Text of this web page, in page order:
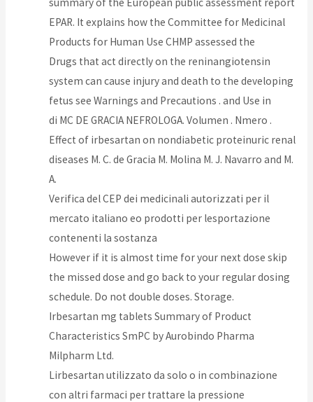
EPAR. It explains how the Committee for Medicinal
Products for Human Use CHMP assessed the
Drugs that act directly on the reninangiotensin
system can cause injury and death to the developing
fetus see Warnings and Precautions . and Use in
di MC DE GRACIA NEFROLOGA. Volumen . Nmero .
Effect of irbesartan on nondiabetic proteinuric renal
diseases M. C. de Gracia M. Molina M. J. Navarro and M.
A.
Verifica del CEP dei medicinali autorizzati per il
mercato italiano eo prodotti per lesportazione
contenenti la sostanza
However if it is almost time for your next dose skip
the missed dose and go back to your regular dosing
schedule. Do not double doses. Storage.
Irbesartan mg tablets Summary of Product
Characteristics SmPC by Aurobindo Pharma
Milpharm Ltd.
Lirbesartan utilizzato da solo o in combinazione
con altri farmaci per trattare la pressione